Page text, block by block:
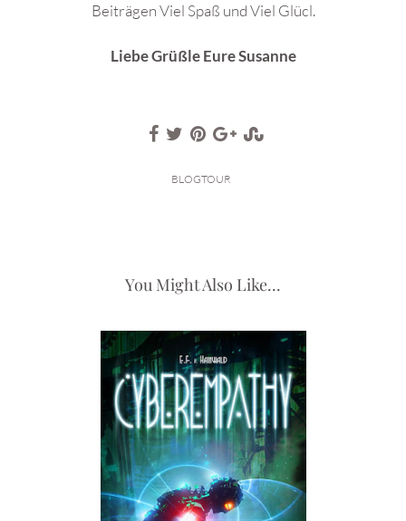
Beiträgen Viel Spaß und Viel Glücl.
Liebe Grüßle Eure Susanne
BLOGTOUR
You Might Also Like...